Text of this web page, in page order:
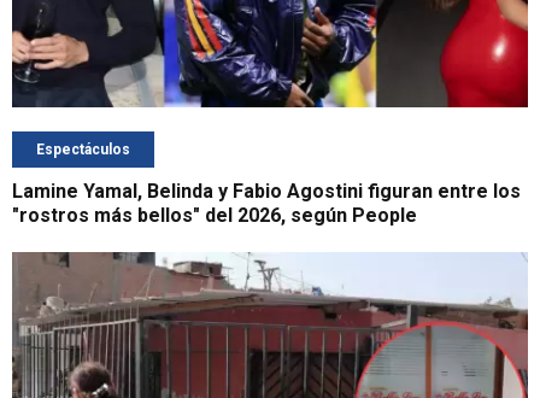
Espectáculos
Lamine Yamal, Belinda y Fabio Agostini figuran entre los
"rostros más bellos" del 2026, según People